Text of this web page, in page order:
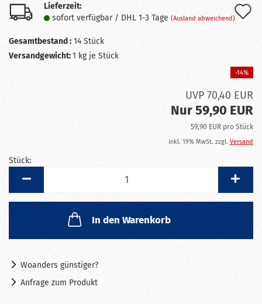
Lieferzeit:
sofort verfügbar / DHL 1-3 Tage (Ausland abweichend)
Gesamtbestand : 14 Stück
Versandgewicht:1 kg je Stück
-14%
UVP 70,40 EUR
Nur 59,90 EUR
59,90 EUR pro Stück
inkl. 19% MwSt. zzgl. Versand
Stück:
In den Warenkorb
Woanders günstiger?
Anfrage zum Produkt